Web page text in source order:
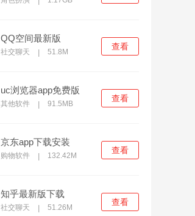
QQ空间最新版
社交聊天 51.8M
查看
uc浏览器app免费版
其他软件 91.5MB
查看
京东app下载安装
购物软件 132.42M
查看
知乎最新版下载
社交聊天 51.26M
查看